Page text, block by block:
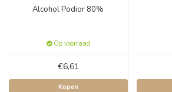
Alcohol Podior 80%
Op voorraad
€6,61
Kopen